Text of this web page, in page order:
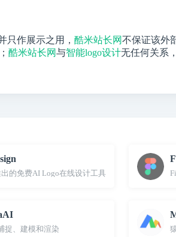
只作展示之用， 酷米站长网不保证该外
酷米站长网与智能logo设计无任何关系
AI设计等
的免费AI Logo在线设计工具
捉、建模和渲染